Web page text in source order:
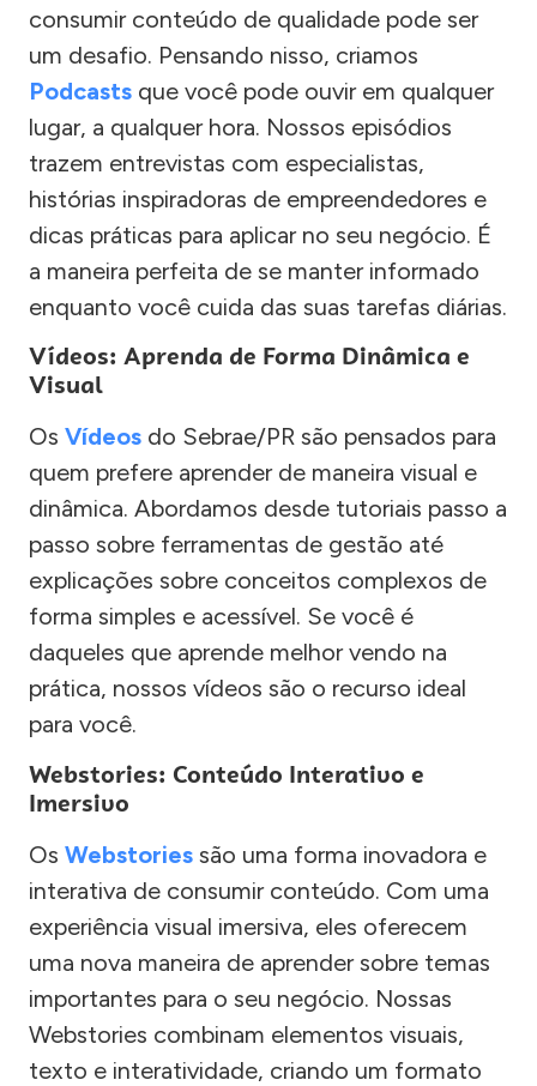
consumir conteúdo de qualidade pode ser
um desafio. Pensando nisso, criamos
Podcasts que você pode ouvir em qualquer
lugar, a qualquer hora. Nossos episódios
trazem entrevistas com especialistas,
histórias inspiradoras de empreendedores e
dicas práticas para aplicar no seu negócio. É
a maneira perfeita de se manter informado
enquanto você cuida das suas tarefas diárias.
Vídeos: Aprenda de Forma Dinâmica e
Visual
Os Vídeos do Sebrae/PR são pensados para
quem prefere aprender de maneira visual e
dinâmica. Abordamos desde tutoriais passo a
passo sobre ferramentas de gestão até
explicações sobre conceitos complexos de
forma simples e acessível. Se você é
daqueles que aprende melhor vendo na
prática, nossos vídeos são o recurso ideal
para você.
Webstories: Conteúdo Interativo e
Imersivo
Os Webstories são uma forma inovadora e
interativa de consumir conteúdo. Com uma
experiência visual imersiva, eles oferecem
uma nova maneira de aprender sobre temas
importantes para o seu negócio. Nossas
Webstories combinam elementos visuais,
texto e interatividade, criando um formato